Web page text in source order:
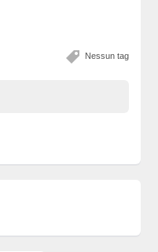
Nessun tag